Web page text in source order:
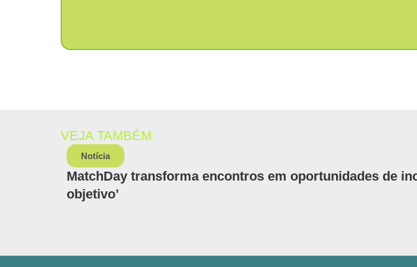
VEJA TAMBÉM
Notícia
MatchDay transforma encontros em oportunidades de
objetivo’